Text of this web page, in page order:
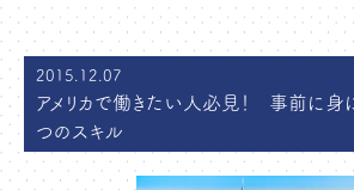
2015.12.07
アメリカで働きたい人必見！ 事前に身
つのスキル